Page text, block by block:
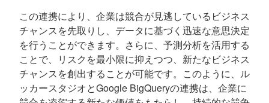
この連携により、企業は競合が見逃しているビジネス
チャンスを先取りし、データに基づく迅速な意思決定
を行うことができます。さらに、予測分析を活用する
ことで、リスクを最小限に抑えつつ、新たなビジネス
チャンスを創出することが可能です。このように、ル
ッカースタジオとGoogle BigQueryの連携は、企業に